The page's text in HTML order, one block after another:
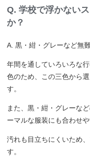
Q. 学校で浮かない
か？
A. 黒・紺・グレーなど無
年間を通していろいろな
色のため、この三色から
す。
また、黒・紺・グレーな
ーマルな服装にも合わせや
汚れも目立ちにくいため
す。